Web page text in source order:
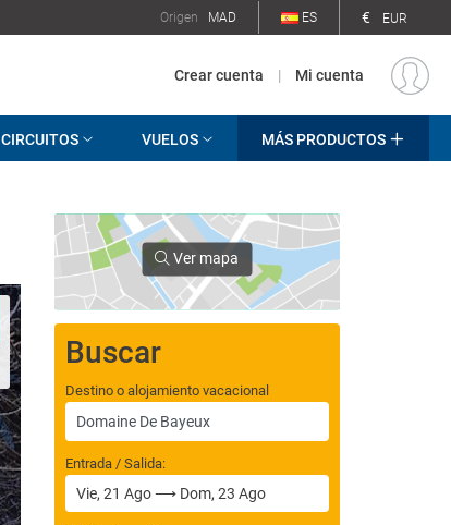
Origen MAD ES € EUR
Crear cuenta | Mi cuenta
CIRCUITOS VUELOS MÁS PRODUCTOS
Ver mapa
Buscar
Destino o alojamiento vacacional
Entrada / Salida: